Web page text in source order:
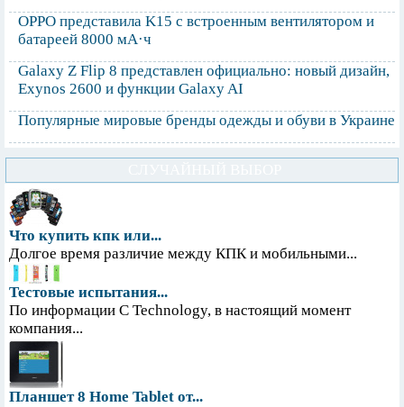
OPPO представила K15 с встроенным вентилятором и
батареей 8000 мА·ч
Galaxy Z Flip 8 представлен официально: новый дизайн,
Exynos 2600 и функции Galaxy AI
Популярные мировые бренды одежды и обуви в Украине
Что купить кпк или...
Долгое время различие между КПК и мобильными...
Тестовые испытания...
По информации С Technology, в настоящий момент
компания...
Планшет 8 Home Tablet от...